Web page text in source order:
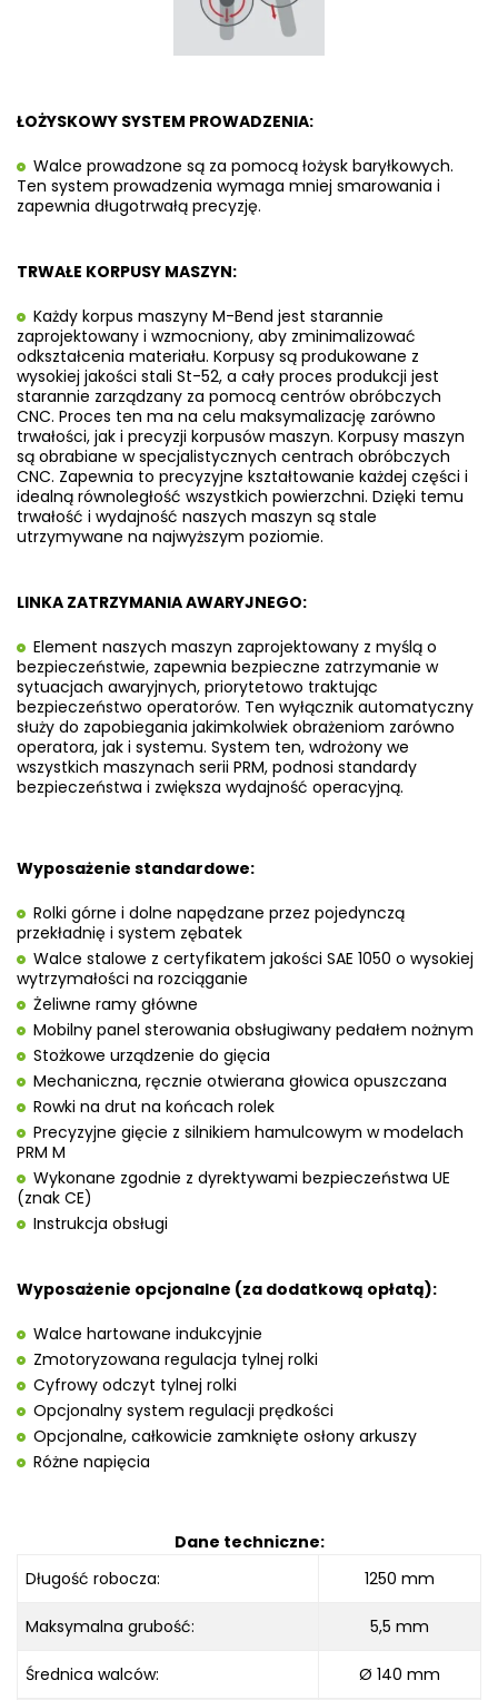
ŁOŻYSKOWY SYSTEM PROWADZENIA:
Walce prowadzone są za pomocą łożysk baryłkowych.
Ten system prowadzenia wymaga mniej smarowania i
zapewnia długotrwałą precyzję.
TRWAŁE KORPUSY MASZYN:
Każdy korpus maszyny M-Bend jest starannie
zaprojektowany i wzmocniony, aby zminimalizować
odkształcenia materiału. Korpusy są produkowane z
wysokiej jakości stali St-52, a cały proces produkcji jest
starannie zarządzany za pomocą centrów obróbczych
CNC. Proces ten ma na celu maksymalizację zarówno
trwałości, jak i precyzji korpusów maszyn. Korpusy maszyn
są obrabiane w specjalistycznych centrach obróbczych
CNC. Zapewnia to precyzyjne kształtowanie każdej części i
idealną równoległość wszystkich powierzchni. Dzięki temu
trwałość i wydajność naszych maszyn są stale
utrzymywane na najwyższym poziomie.
LINKA ZATRZYMANIA AWARYJNEGO:
Element naszych maszyn zaprojektowany z myślą o
bezpieczeństwie, zapewnia bezpieczne zatrzymanie w
sytuacjach awaryjnych, priorytetowo traktując
bezpieczeństwo operatorów. Ten wyłącznik automatyczny
służy do zapobiegania jakimkolwiek obrażeniom zarówno
operatora, jak i systemu. System ten, wdrożony we
wszystkich maszynach serii PRM, podnosi standardy
bezpieczeństwa i zwiększa wydajność operacyjną.
Wyposażenie standardowe:
Rolki górne i dolne napędzane przez pojedynczą
przekładnię i system zębatek
Walce stalowe z certyfikatem jakości SAE 1050 o wysokiej
wytrzymałości na rozciąganie
Żeliwne ramy główne
Mobilny panel sterowania obsługiwany pedałem nożnym
Stożkowe urządzenie do gięcia
Mechaniczna, ręcznie otwierana głowica opuszczana
Rowki na drut na końcach rolek
Precyzyjne gięcie z silnikiem hamulcowym w modelach
PRM M
Wykonane zgodnie z dyrektywami bezpieczeństwa UE
(znak CE)
Instrukcja obsługi
Wyposażenie opcjonalne (za dodatkową opłatą):
Walce hartowane indukcyjnie
Zmotoryzowana regulacja tylnej rolki
Cyfrowy odczyt tylnej rolki
Opcjonalny system regulacji prędkości
Opcjonalne, całkowicie zamknięte osłony arkuszy
Różne napięcia
Dane techniczne:
Długość robocza: 1250 mm
Maksymalna grubość: 5,5 mm
Średnica walców: Ø 140 mm